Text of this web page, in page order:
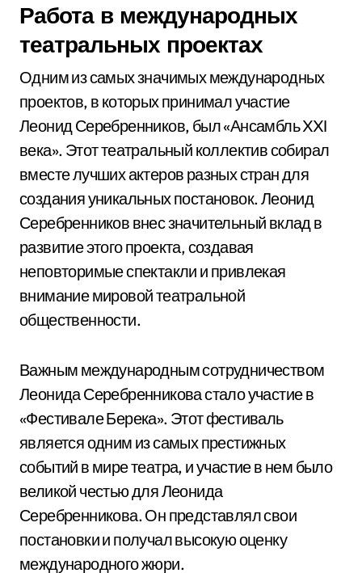
Работа в международных
театральных проектах
Одним из самых значимых международных
проектов, в которых принимал участие
Леонид Серебренников, был «Ансамбль XXI
века». Этот театральный коллектив собирал
вместе лучших актеров разных стран для
создания уникальных постановок. Леонид
Серебренников внес значительный вклад в
развитие этого проекта, создавая
неповторимые спектакли и привлекая
внимание мировой театральной
общественности.
Важным международным сотрудничеством
Леонида Серебренникова стало участие в
«Фестивале Берека». Этот фестиваль
является одним из самых престижных
событий в мире театра, и участие в нем было
великой честью для Леонида
Серебренникова. Он представлял свои
постановки и получал высокую оценку
международного жюри.